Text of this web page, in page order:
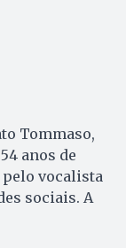
Tommaso,
anos de
vocalista
sociais. A